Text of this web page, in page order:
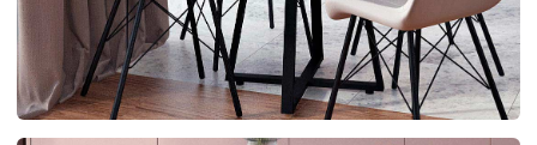
Блог